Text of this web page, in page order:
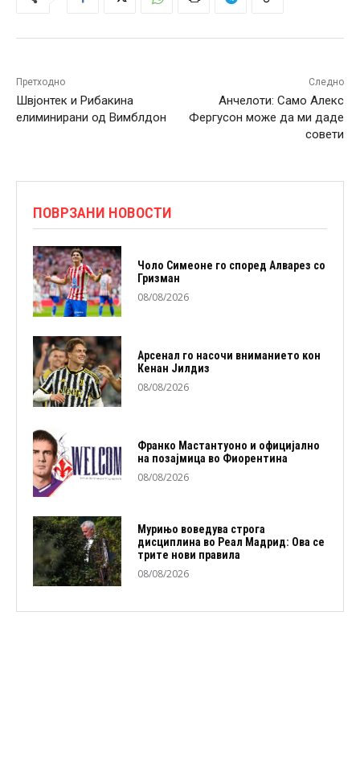
Претходно
Швјонтек и Рибакина
елиминирани од Вимблдон
Следно
Анчелоти: Само Алекс
Фергусон може да ми даде
совети
ПОВРЗАНИ НОВОСТИ
Чоло Симеоне го според Алварез со
Гризман
08/08/2026
Арсенал го насочи вниманието кон
Кенан Јилдиз
08/08/2026
Франко Мастантуоно и официјално
на позајмица во Фиорентина
08/08/2026
Мурињо воведува строга
дисциплина во Реал Мадрид: Ова се
трите нови правила
08/08/2026